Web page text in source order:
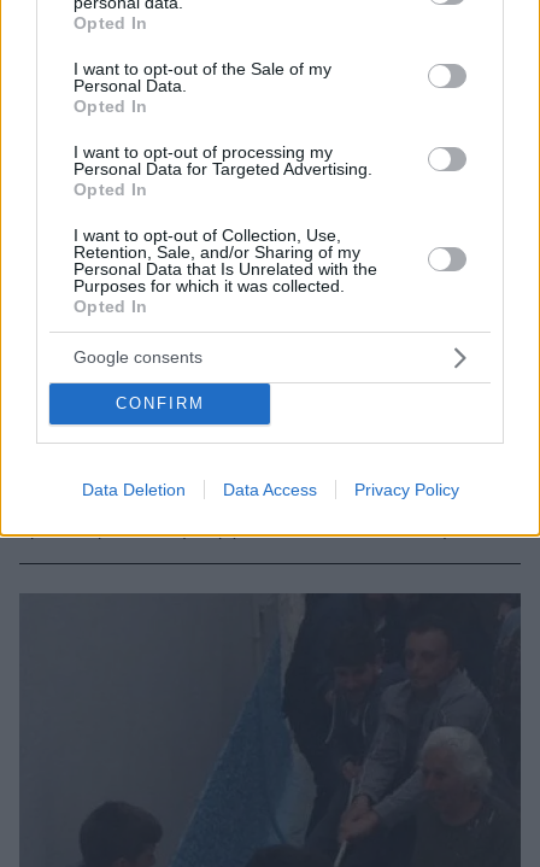
grant or deny consent to Google and its third-party tags to
use your data for below specified purposes in below Google
consent section.
Opted In
I want to opt-out of the Sale of my
Personal Data.
Opted In
I want to opt-out of processing my
Personal Data for Targeted Advertising.
Opted In
I want to opt-out of Collection, Use,
Retention, Sale, and/or Sharing of my
Personal Data that Is Unrelated with the
Purposes for which it was collected.
Opted In
Google consents
CONFIRM
Data Deletion Data Access Privacy Policy
Στο νοσοκομείο αρκετά άτομα στη Λάρισα λόγω...
βαρυστομαχιάς από το πασχαλινό τραπέζι
Το τηλεφωνικό κέντρο του ΕΚΑΒ δέχθηκε αρκετές
κλήσεις καθ’ όλη τη διάρκεια της ημέρας, ενώ
χρειάστηκε διακομιδή για πάνω από δέκα άτομα
17.04.2023, 10:05 12